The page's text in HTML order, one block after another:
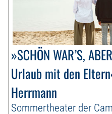
»SCHÖN WAR’S,
Urlaub mit den
Herrmann
Sommertheater der